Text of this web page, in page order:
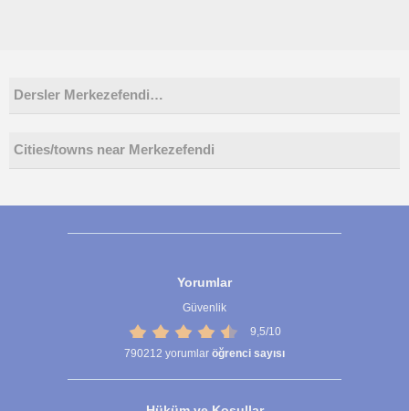
Dersler Merkezefendi…
Cities/towns near Merkezefendi
Yorumlar
Güvenlik
9,5/10
790212 yorumlar öğrenci sayısı